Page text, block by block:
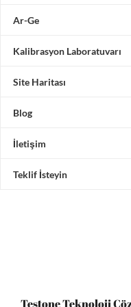
Ar-Ge
Kalibrasyon Laboratuvarı
Site Haritası
Blog
İletişim
Teklif İsteyin
Testone Teknoloji